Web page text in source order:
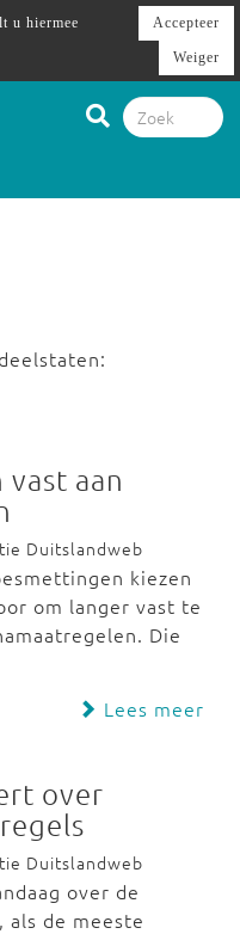
aan
Duitslandweb
kiezen
om langer vast te
Die
Lees meer
over
Duitslandweb
over de
als de meeste
u hiermee
Accepteer
Weiger